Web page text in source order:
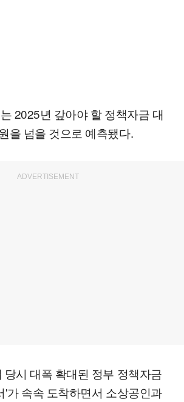
2025년 갚아야 할 정책자금 대
을 넘을 것으로 예측됐다.
ADVERTISEMENT
당시 대폭 확대된 정부 정책자금
'가 속속 도착하면서 소상공인과